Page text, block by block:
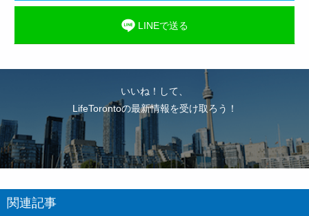
LINEで送る
いいね！して、
LifeTorontoの最新情報を受け取ろう！
関連記事